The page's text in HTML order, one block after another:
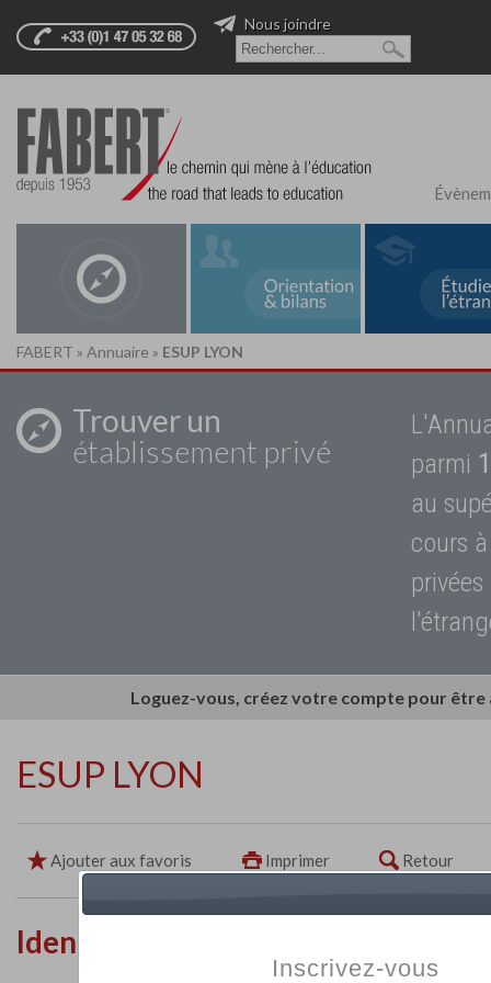
Nous joindre
FABERT » Annuaire » ESUP LYON
Trouver un
établissement privé
parmi
au
cours
Loguez-vous, créez votre compte pour
ESUP LYON
Ajouter aux favoris Imprimer Retour
Identité de l'établissement
Inscrivez-vous